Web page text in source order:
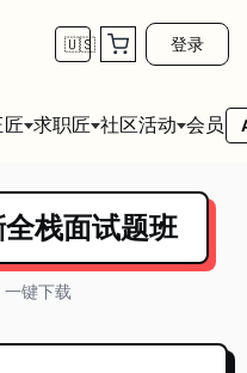
🇺🇸 登录
匠 求职匠 社区活动 会员
栈面试题班
键下载